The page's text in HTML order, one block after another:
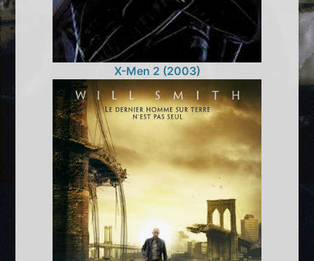
X-Men 2 (2003)